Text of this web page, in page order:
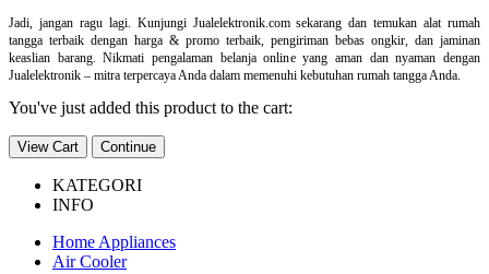
Jadi, jangan ragu lagi. Kunjungi Jualelektronik.com sekarang dan temukan alat rumah
tangga terbaik dengan harga & promo terbaik, pengiriman bebas ongkir, dan jaminan
keaslian barang. Nikmati pengalaman belanja online yang aman dan nyaman dengan
Jualelektronik – mitra terpercaya Anda dalam memenuhi kebutuhan rumah tangga Anda.
You've just added this product to the cart:
View Cart Continue
KATEGORI
INFO
Home Appliances
Air Cooler